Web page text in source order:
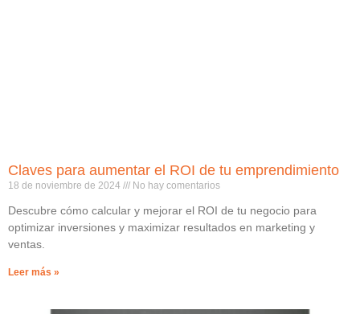
Claves para aumentar el ROI de tu emprendimiento
18 de noviembre de 2024 No hay comentarios
Descubre cómo calcular y mejorar el ROI de tu negocio para
optimizar inversiones y maximizar resultados en marketing y
ventas.
Leer más »